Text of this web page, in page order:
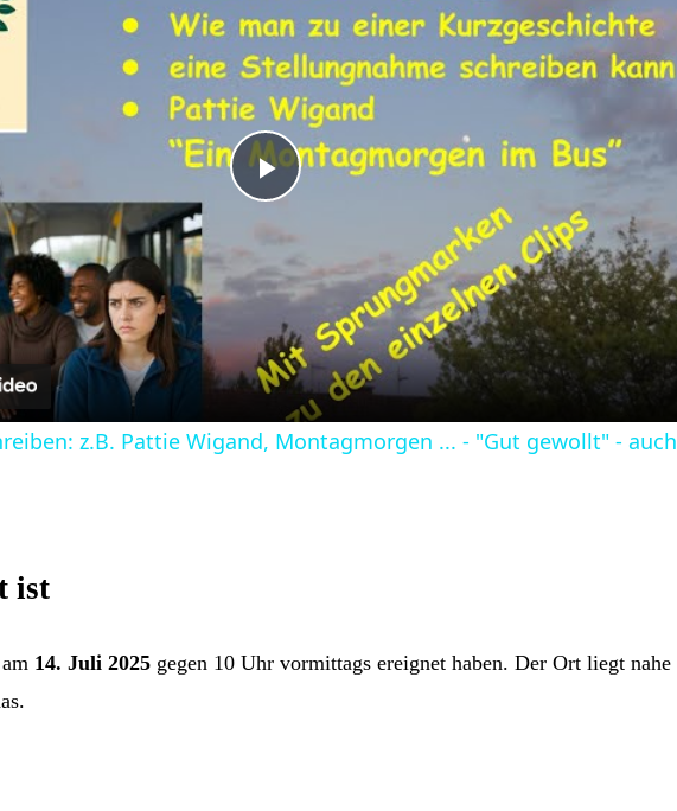
Play
Video
z.B. Pattie Wigand, Montagmorgen ... - "Gut gewollt" - auch
ist
14. Juli 2025 gegen 10 Uhr vormittags ereignet haben. Der Ort liegt nahe